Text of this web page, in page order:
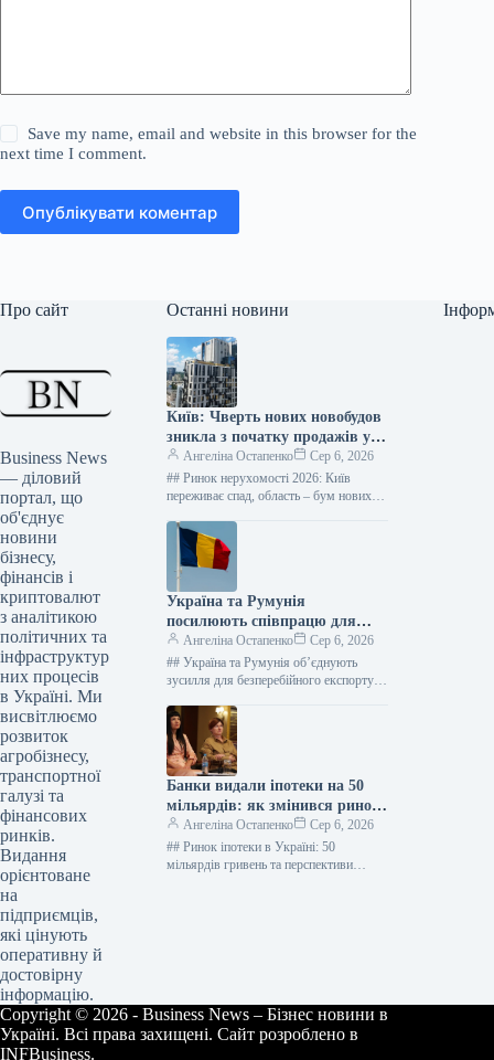
Save my name, email and website in this browser for the
next time I comment.
Опублікувати коментар
Про сайт
Business News
— діловий
портал, що
об'єднує
новини
бізнесу,
фінансів і
криптовалют
з аналітикою
політичних та
інфраструктур
них процесів
в Україні. Ми
висвітлюємо
розвиток
агробізнесу,
транспортної
галузі та
фінансових
ринків.
Видання
орієнтоване
на
підприємців,
які цінують
оперативну й
достовірну
інформацію.
Останні новини
Київ: Чверть нових новобудов
зникла з початку продажів у
2026 році – дані “ЛУН”
Ангеліна Остапенко
Сер 6, 2026
## Ринок нерухомості 2026: Київ
переживає спад, область – бум нових
Гришина Від початку 2026 року…
Україна та Румунія
посилюють співпрацю для
розширення логістики порту
Констанца
Ангеліна Остапенко
Сер 6, 2026
## Україна та Румунія об’єднують
зусилля для безперебійного експорту
стратегічний союзник ### Ключові
кроки для подолання…
Банки видали іпотеки на 50
мільярдів: як змінився ринок
кредитування
Ангеліна Остапенко
Сер 6, 2026
## Ринок іпотеки в Україні: 50
мільярдів гривень та перспективи
Copyright © 2026 - Business News – Бізнес новини в
Україні. Всі права захищені. Сайт розроблено в
INFBusiness.